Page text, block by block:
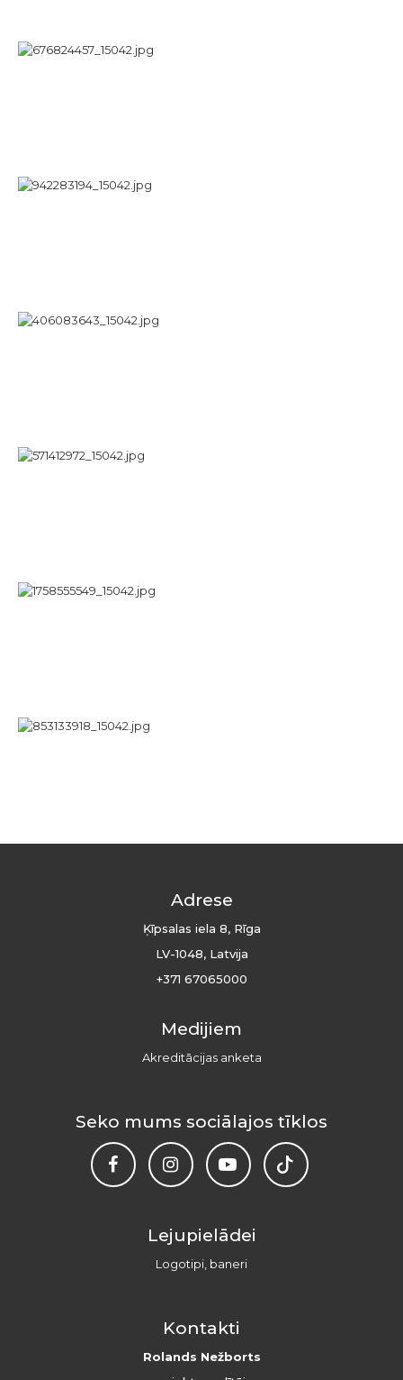
Adrese
Ķīpsalas iela 8, Rīga
LV-1048, Latvija
+371 67065000
Medijiem
Akreditācijas anketa
Seko mums sociālajos tīklos
Lejupielādei
Logotipi, baneri
Kontakti
Rolands Nežborts